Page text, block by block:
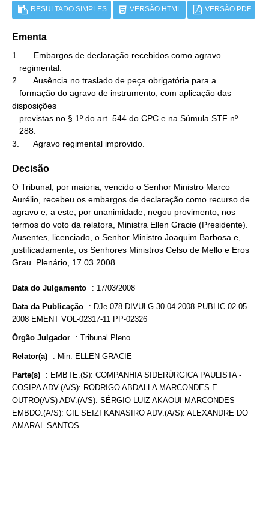
RESULTADO SIMPLES VERSÃO HTML VERSÃO PDF
Ementa
1.      Embargos de declaração recebidos como agravo
2.      Ausência no traslado de peça obrigatória para a
disposições
3.      Agravo regimental improvido.
Decisão
O Tribunal, por maioria, vencido o Senhor Ministro Marco
Aurélio, recebeu os embargos de declaração como recurso de
agravo e, a este, por unanimidade, negou provimento, nos
termos do voto da relatora, Ministra Ellen Gracie (Presidente).
Ausentes, licenciado, o Senhor Ministro Joaquim Barbosa e,
justificadamente, os Senhores Ministros Celso de Mello e Eros
Grau. Plenário, 17.03.2008.
Data do Julgamento : 17/03/2008
Data da Publicação : DJe-078 DIVULG 30-04-2008 PUBLIC 02-05-
2008 EMENT VOL-02317-11 PP-02326
Órgão Julgador : Tribunal Pleno
Relator(a) : Min. ELLEN GRACIE
Parte(s) : EMBTE.(S): COMPANHIA SIDERÚRGICA PAULISTA -
COSIPA ADV.(A/S): RODRIGO ABDALLA MARCONDES E
OUTRO(A/S) ADV.(A/S): SÉRGIO LUIZ AKAOUI MARCONDES
EMBDO.(A/S): GIL SEIZI KANASIRO ADV.(A/S): ALEXANDRE DO
AMARAL SANTOS